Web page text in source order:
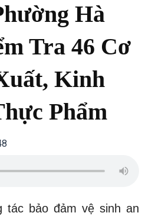
Hà
Tra 46 Cơ
Kinh
Phẩm
tác bảo đảm vệ sinh an